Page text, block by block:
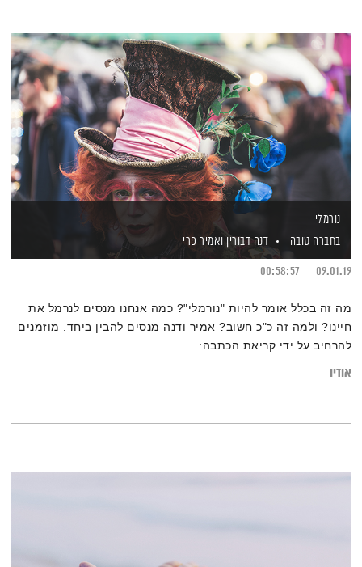
נורמלי
בחברה טובה
דנה דבורין ואמיר פרי
09.01.19
00:58:57
מה זה בכלל אומר להיות "נורמלי"? כמה אנחנו מנסים לנרמל את
חיינו? ולמה זה כ"כ חשוב? אמיר ודנה מנסים להבין ביחד. מוזמנים
להרחיב על ידי קריאת הכתבה:
אודיו